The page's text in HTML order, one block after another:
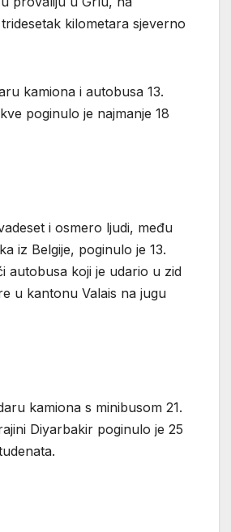
kilometara sjeverno
kamiona i autobusa 13.
poginulo je najmanje 18
i osmero ljudi, među
iz Belgije, poginulo je 13.
autobusa koji je udario u zid
u kantonu Valais na jugu
kamiona s minibusom 21.
Diyarbakir poginulo je 25